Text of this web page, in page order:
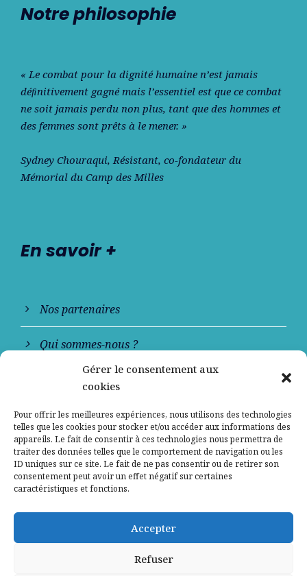
Gérer le consentement aux
cookies
Pour offrir les meilleures expériences, nous utilisons des technologies
telles que les cookies pour stocker et/ou accéder aux informations des
appareils. Le fait de consentir à ces technologies nous permettra de
traiter des données telles que le comportement de navigation ou les
ID uniques sur ce site. Le fait de ne pas consentir ou de retirer son
consentement peut avoir un effet négatif sur certaines
caractéristiques et fonctions.
Accepter
Refuser
Notre philosophie
« Le combat pour la dignité humaine n’est jamais
déﬁnitivement gagné mais l’essentiel est que ce combat
ne soit jamais perdu non plus, tant que des hommes et
des femmes sont prêts à le mener. »
Sydney Chouraqui, Résistant, co-fondateur du
Mémorial du Camp des Milles
En savoir +
Nos partenaires
Qui sommes-nous ?
Contactez-nous
Mentions légales
Politique de confidentialité